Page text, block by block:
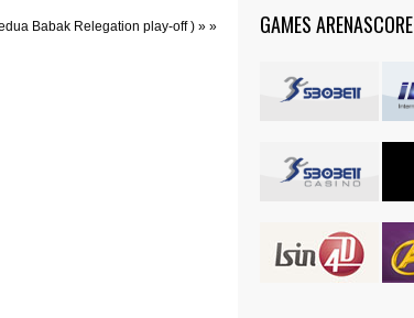
Babak Relegation play-off ) » » GAMES ARENASCORE